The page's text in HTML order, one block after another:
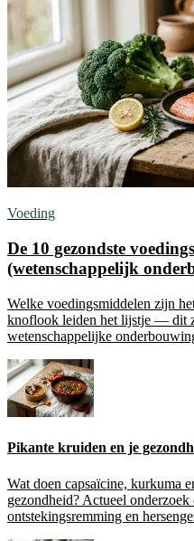
Voeding
De 10 gezondste
(wetenschappelijk
Welke voedingsmiddelen zijn
knoflook leiden het lijstje — dit
wetenschappelijke
Pikante kruiden en je
Wat doen capsaïcine, kurkuma
gezondheid? Actueel
ontstekingsremming en